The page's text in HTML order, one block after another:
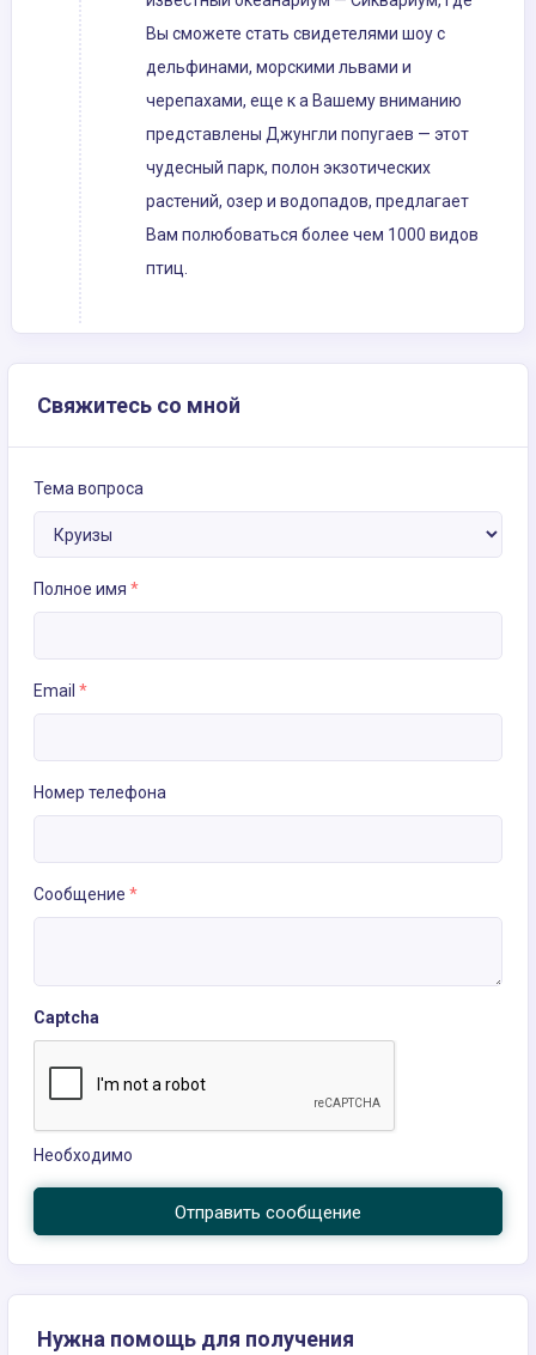
Вы сможете стать свидетелями шоу с
дельфинами, морскими львами и
черепахами, еще к а Вашему вниманию
представлены Джунгли попугаев — этот
чудесный парк, полон экзотических
растений, озер и водопадов, предлагает
Вам полюбоваться более чем 1000 видов
птиц.
Свяжитесь со мной
Тема вопроса
Полное имя *
Email *
Номер телефона
Сообщение *
Captcha
Необходимо
Отправить сообщение
Нужна помощь для получения